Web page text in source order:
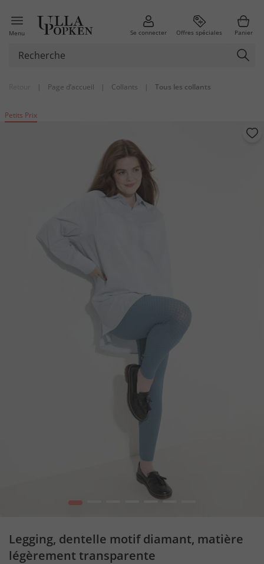
Menu Se connecter Offres spéciales Panier
| Page d’accueil | Collants | Tous les collants
Petits Prix
1
Legging, dentelle motif diamant, matière
légèrement transparente